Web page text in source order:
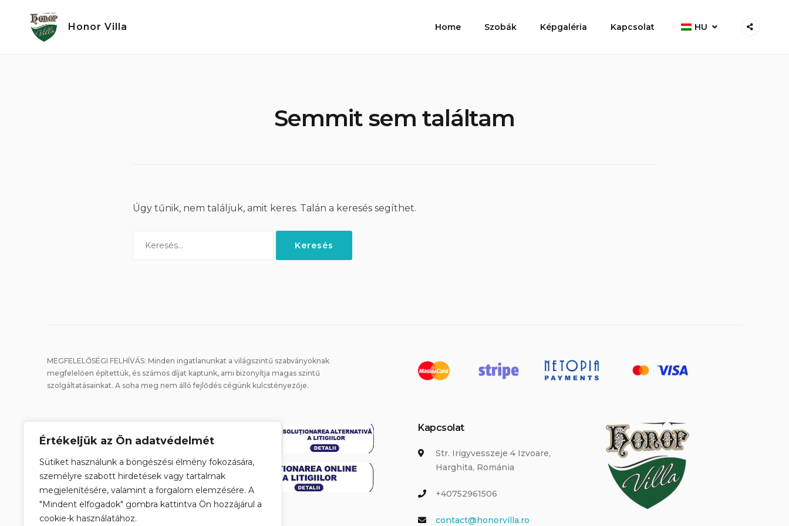
Értékeljük az Ön adatvédelmét
Sütiket használunk a böngészési élmény fokozására,
személyre szabott hirdetések vagy tartalmak
megjelenítésére, valamint a forgalom elemzésére. A
"Mindent elfogadok" gombra kattintva Ön hozzájárul a
cookie-k használatához.
tartalomra
Honor Villa Home Szobák Képgaléria Kapcsolat HU
Semmit sem találtam
Úgy tűnik, nem találjuk, amit keres. Talán a keresés segíthet.
MEGFELELŐSÉGI FELHÍVÁS: Minden ingatlanunkat a világszintű szabványoknak
megfelelően építettük, és számos díjat kaptunk, ami bizonyítja magas szintű
szolgáltatásainkat. A soha meg nem álló fejlődés cégünk kulcstényezője.
ADATVÉDELMI POLITIKA
COOKIE POLITIKA
SZÁLLÍTÁSI ÉS
VISSZAKÜLDÉSI POLITIKA
KAPCSOLAT
Kapcsolat
Str. Irigyvesszeje 4 Izvoare,
Harghita, Románia
+40752961506
contact@honorvilla.ro